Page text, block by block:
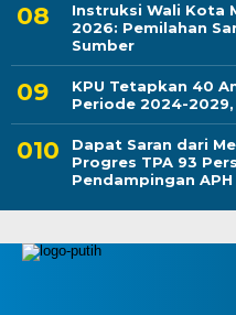
Instruksi Wali Kota
2026: Pemilahan
Sumber
KPU Tetapkan 40
Periode 2024-
Dapat Saran dari
Progres TPA 93
Pendampingan APH